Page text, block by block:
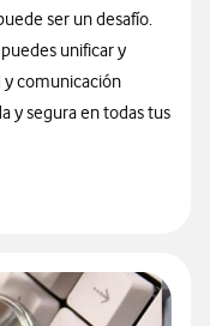
ser un desafío.
unificar y
y comunicación
y segura en todas tus